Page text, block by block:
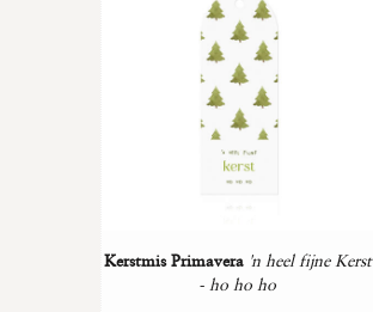
Kerstmis Primavera 'n heel fijne Kerst
- ho ho ho